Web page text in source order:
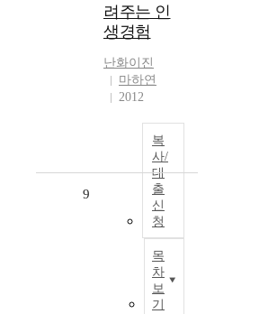
려주는 인
생경험
난화이진
마하연
2012
복
사/
대
출
신
청
목
차
보
기
9